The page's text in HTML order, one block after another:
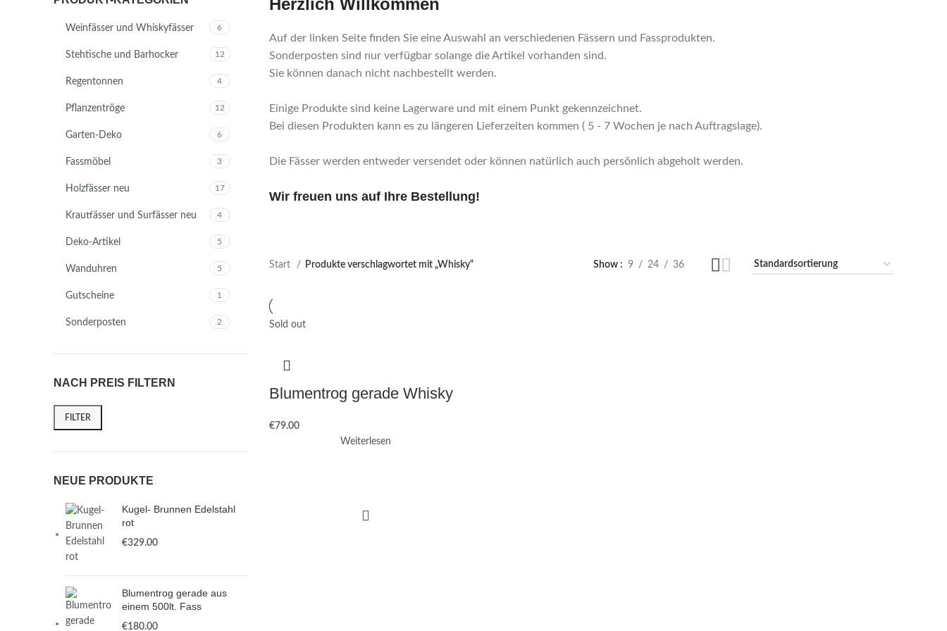
Weinfässer und Whiskyfässer 6
Stehtische und Barhocker 12
Regentonnen 4
Pflanzentröge 12
Garten-Deko 6
Fassmöbel 3
Holzfässer neu 17
Krautfässer und Surfässer neu 4
Deko-Artikel 5
Wanduhren 5
Gutscheine 1
Sonderposten 2
NACH PREIS FILTERN
FILTER
NEUE PRODUKTE
Kugel- Brunnen Edelstahl
rot
€
Blumentrog gerade aus
einem 500lt. Fass
€
Herzlich Willkommen
Auf der linken Seite finden Sie eine Auswahl an verschiedenen Fässern und Fassprodukten.
Sonderposten sind nur verfügbar solange die Artikel vorhanden sind.
Sie können danach nicht nachbestellt werden.
Einige Produkte sind keine Lagerware und mit einem Punkt gekennzeichnet.
Bei diesen Produkten kann es zu längeren Lieferzeiten kommen ( 5 - 7 Wochen je nach Auftragslage).
Die Fässer werden entweder versendet oder können natürlich auch persönlich abgeholt werden.
Wir freuen uns auf Ihre Bestellung!
Start Produkte verschlagwortet mit „Whisky“ Show 9 24 36
Sold out
Blumentrog gerade Whisky
€
Weiterlesen